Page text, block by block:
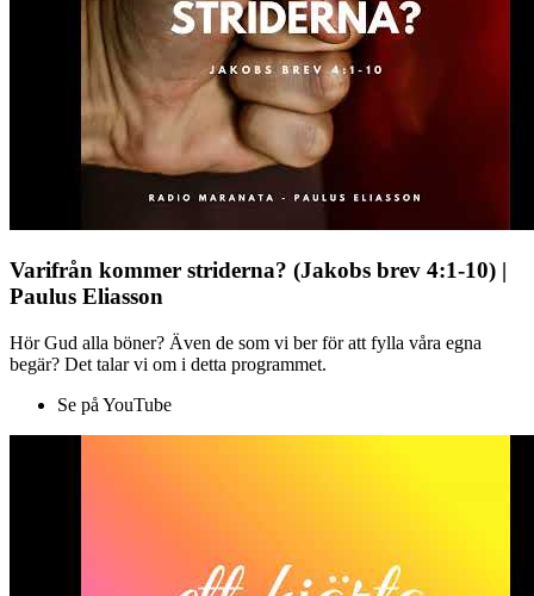
Varifrån kommer striderna? (Jakobs brev 4:1-10) |
Paulus Eliasson
Hör Gud alla böner? Även de som vi ber för att fylla våra egna
begär? Det talar vi om i detta programmet.
Se på YouTube